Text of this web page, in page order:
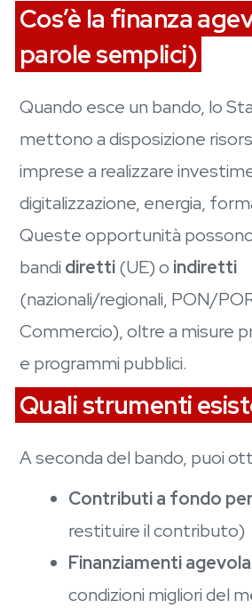
Cos’è la finanza
parole semplici)
Quando esce un bando, lo
mettono a disposizione
imprese a realizzare
digitalizzazione, energia,
Queste opportunità
bandi diretti(UE) o indiretti
(nazionali/regionali, PON/
Commercio), oltre a misure
e programmi pubblici.
Quali strumenti
A seconda del bando, puoi
Contributi a fondo
restituire il contributo)
Finanziamenti
condizioni migliori del